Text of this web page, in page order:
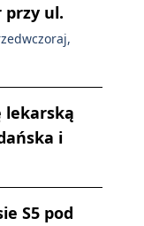
przy ul.
lekarską
i
S5 pod